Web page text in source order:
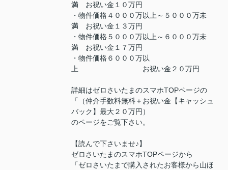
満 お祝い金１０万円
・物件価格４０００万以上～５０００万未
満 お祝い金１３万円
・物件価格５０００万以上～６０００万未
満 お祝い金１７万円
・物件価格６０００万以
上 お祝い金２０万円
詳細はゼロさいたまのスマホTOPページの
「（仲介手数料無料＋お祝い金【キャッシュ
バック】最大２０万円）
のページをご覧下さい。
【読んで下さいませ♪】
ゼロさいたまのスマホTOPページから
「ゼロさいたまで購入されたお客様から山ほ